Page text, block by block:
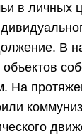
в личных
В
На